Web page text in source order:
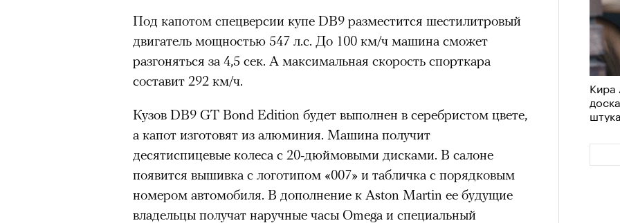
Кира
Под капотом спецверсии купе DB9 разместится шестилитровый
двигатель мощностью 547 л.с. До 100 км/ч машина сможет
разгоняться за 4,5 сек. А максимальная скорость спорткара
составит 292 км/ч.
Кузов DB9 GT Bond Edition будет выполнен в серебристом цвете,
а капот изготовят из алюминия. Машина получит
десятиспицевые колеса с 20-дюймовыми дисками. В салоне
появится вышивка с логотипом «007» и табличка с порядковым
номером автомобиля. В дополнение к Aston Martin ее будущие
владельцы получат наручные часы Omega и специальный